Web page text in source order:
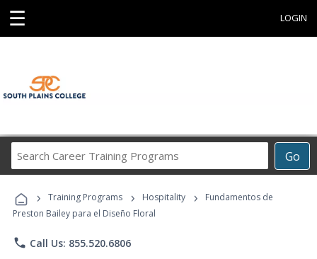
☰ LOGIN
Go
Career
Programs
› Training Programs › Hospitality ›
Fundamentos de
Preston Bailey para el Diseño Floral
phone Call Us: 855.520.6806